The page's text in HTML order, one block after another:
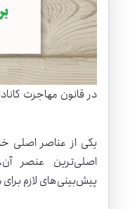
در قانون مهاجرت کانادا
یکی از عناصر اصلی
اصلی‌ترین عنصر
پیش‌بینی‌های لازم